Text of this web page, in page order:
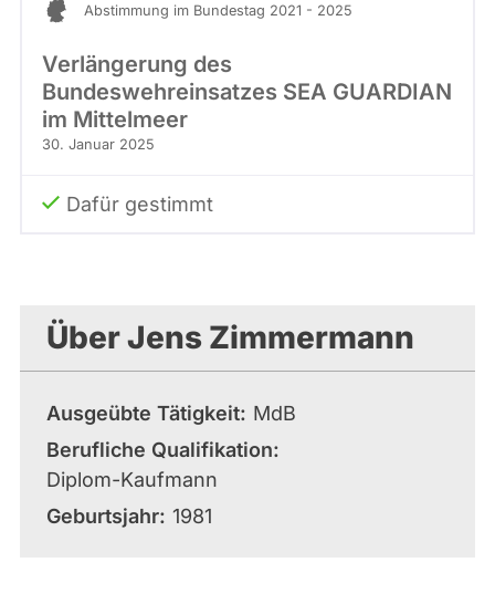
Abstimmung im Bundestag 2021 - 2025
Verlängerung des
Bundeswehreinsatzes SEA GUARDIAN
im Mittelmeer
30. Januar 2025
Dafür gestimmt
Über Jens Zimmermann
Ausgeübte Tätigkeit
MdB
Berufliche Qualifikation
Diplom-Kaufmann
Geburtsjahr 1981